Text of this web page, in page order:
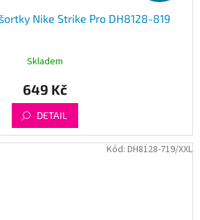
Nike Strike Pro DH8128-819
Skladem
649 Kč
DETAIL
Kód: DH8128-719/XXL